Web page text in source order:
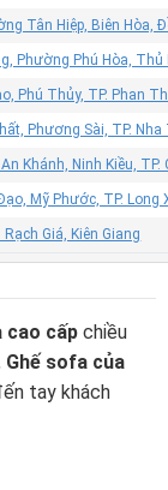
Tân Hiệp, Biên Hòa,
Phường Phú Hòa,
Phú Thủy, TP. Phan
Phương Sài, TP.
Khánh, Ninh Kiều,
Mỹ Phước, TP. Long
Giá, Kiên Giang
cao cấp chiều
Ghế sofa của
tay khách